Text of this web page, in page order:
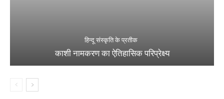
हिन्दू संस्कृति के प्रतीक
काशी नामकरण का ऐतिहासिक परिप्रेक्ष्य